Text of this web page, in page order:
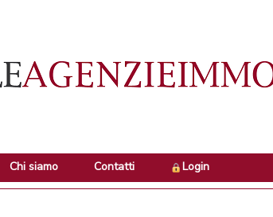
Chi siamo Contatti Login